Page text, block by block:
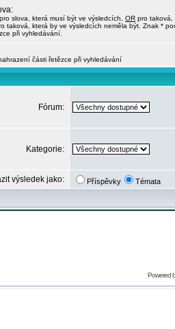
pro slova, která musí být ve výsledcích, OR pro taková,
taková, která by ve výsledcích neměla být. Znak *
při vyhledávání.
části řetězce při vyhledávání
Fórum:
Kategorie:
výsledek jako: Příspěvky Témata
Powered